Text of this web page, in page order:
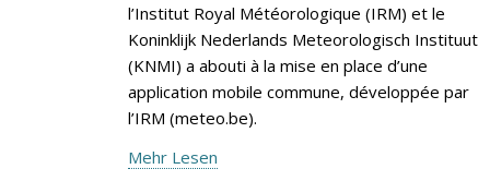
l’Institut Royal Météorologique (IRM) et le
Koninklijk Nederlands Meteorologisch Instituut
(KNMI) a abouti à la mise en place d’une
application mobile commune, développée par
l’IRM (meteo.be).
Mehr Lesen